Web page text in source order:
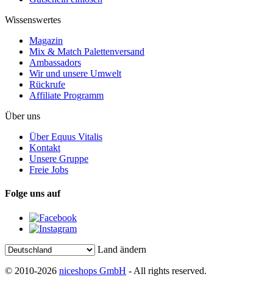
Wissenswertes
Magazin
Mix & Match Palettenversand
Ambassadors
Wir und unsere Umwelt
Rückrufe
Affiliate Programm
Über uns
Über Equus Vitalis
Kontakt
Unsere Gruppe
Freie Jobs
Folge uns auf
Land ändern
© 2010-2026 niceshops GmbH - All rights reserved.